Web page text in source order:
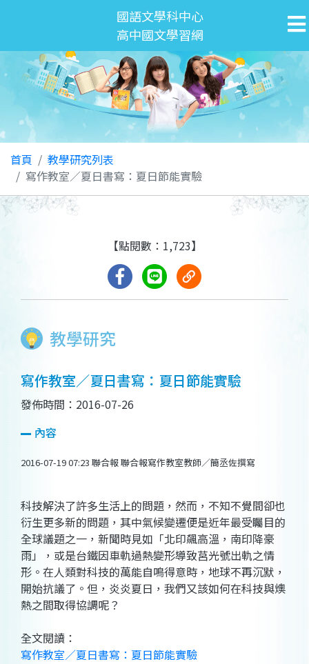
國語文學科中心
高中國文學習網
首頁
教學研究列表
寫作教室／夏日書寫：夏日節能實驗
教學研究
【點閱數：1,723】
寫作教室／夏日書寫：夏日節能實驗
發佈時間：2016-07-26
內容
2016-07-19 07:23 聯合報 聯合報寫作教室教師／簡丞佐撰寫
科技解決了許多生活上的問題，然而，不知不覺間卻也
衍生更多新的問題，其中氣候變遷便是近年最受矚目的
全球議題之一，新聞時見如「北印飆高溫，南印降豪
雨」，或是台鐵因車軌過熱變形導致莒光號出軌之情
形。在人類對科技的萬能自鳴得意時，地球不再沉默，
開始抗議了。但，炎炎夏日，我們又該如何在科技與燠
熱之間取得協調呢？
全文閱讀：
寫作教室／夏日書寫：夏日節能實驗